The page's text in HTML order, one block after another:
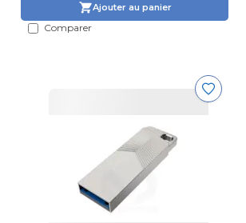
Ajouter au panier
Comparer